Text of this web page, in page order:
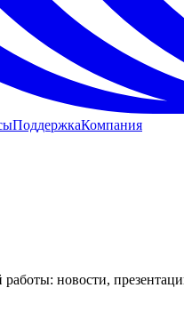
ПоддержкаКомпания
новости,